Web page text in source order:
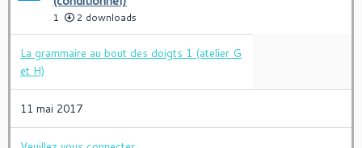
1 2 downloads
La grammaire au bout des doigts 1 (atelier G
et H)
11 mai 2017